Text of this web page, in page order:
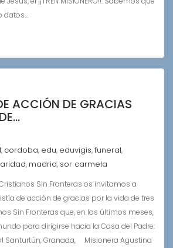
datos…
ACCIÓN DE GRACIAS
, cordoba, edu, eduvigis,funeral,
, madrid, sor carmela
Sin Fronteras os invitamos a
de acción de gracias por la vida de tres
Sin Fronteras que, en los últimos meses,
para dirigirse hacia la Casa del Padre:
Santurtún, Granada, Misionera Agustina